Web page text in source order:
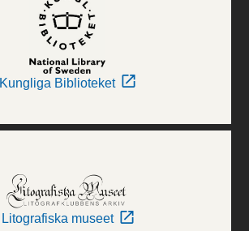
Kungliga Biblioteket
Litografiska museet